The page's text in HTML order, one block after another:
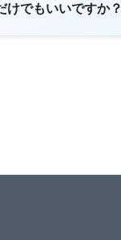
けでもいいですか？